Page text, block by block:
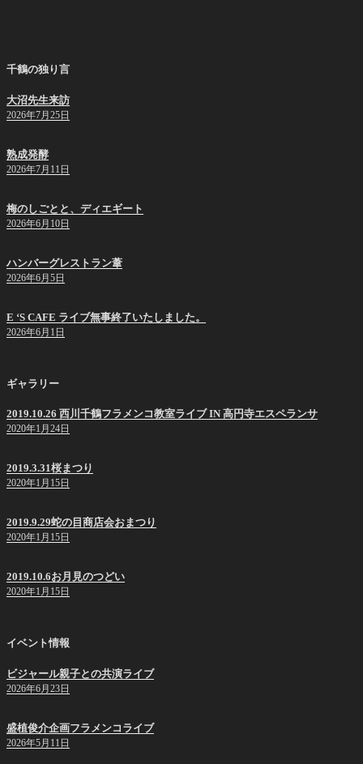
ン
千鶴の独り言
大沼先生来訪
2026年7月25日
熟成発酵
2026年7月11日
梅のしごとと、ディエギート
2026年6月10日
ハンバーグレストラン葦
2026年6月5日
E ‘S CAFE ライブ無事終了いたしました。
2026年6月1日
ギャラリー
2019.10.26 西川千鶴フラメンコ教室ライブ IN 高円寺エスペランサ
2020年1月24日
2019.3.31桜まつり
2020年1月15日
2019.9.29蛇の目商店会おまつり
2020年1月15日
2019.10.6お月見のつどい
2020年1月15日
イベント情報
ビジャール親子との共演ライブ
2026年6月23日
盛植俊介企画フラメンコライブ
2026年5月11日